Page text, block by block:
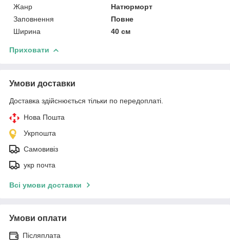
Жанр
Натюрморт
Заповнення
Повне
Ширина
40 см
Приховати
Умови доставки
Доставка здійснюється тільки по передоплаті.
Нова Пошта
Укрпошта
Самовивіз
укр почта
Всі умови доставки
Умови оплати
Післяплата